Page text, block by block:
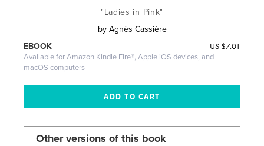
"Ladies in Pink"
by Agnès Cassière
US $7.01
EBOOK
Available for Amazon Kindle Fire®, Apple iOS devices, and
macOS computers
Other versions of this book